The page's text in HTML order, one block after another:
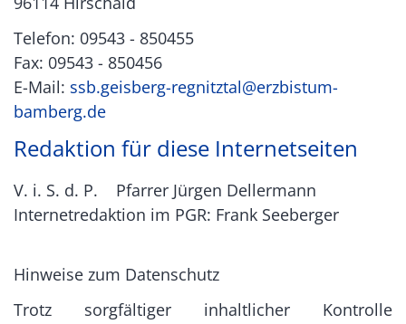
Telefon: 09543 - 850455
Fax: 09543 - 850456
E-Mail: ssb.geisberg-regnitztal@erzbistum-
bamberg.de
Redaktion für diese Internetseiten
V. i. S. d. P. Pfarrer Jürgen Dellermann
Internetredaktion im PGR: Frank Seeberger
Hinweise zum Datenschutz
Trotz sorgfältiger inhaltlicher Kontrolle